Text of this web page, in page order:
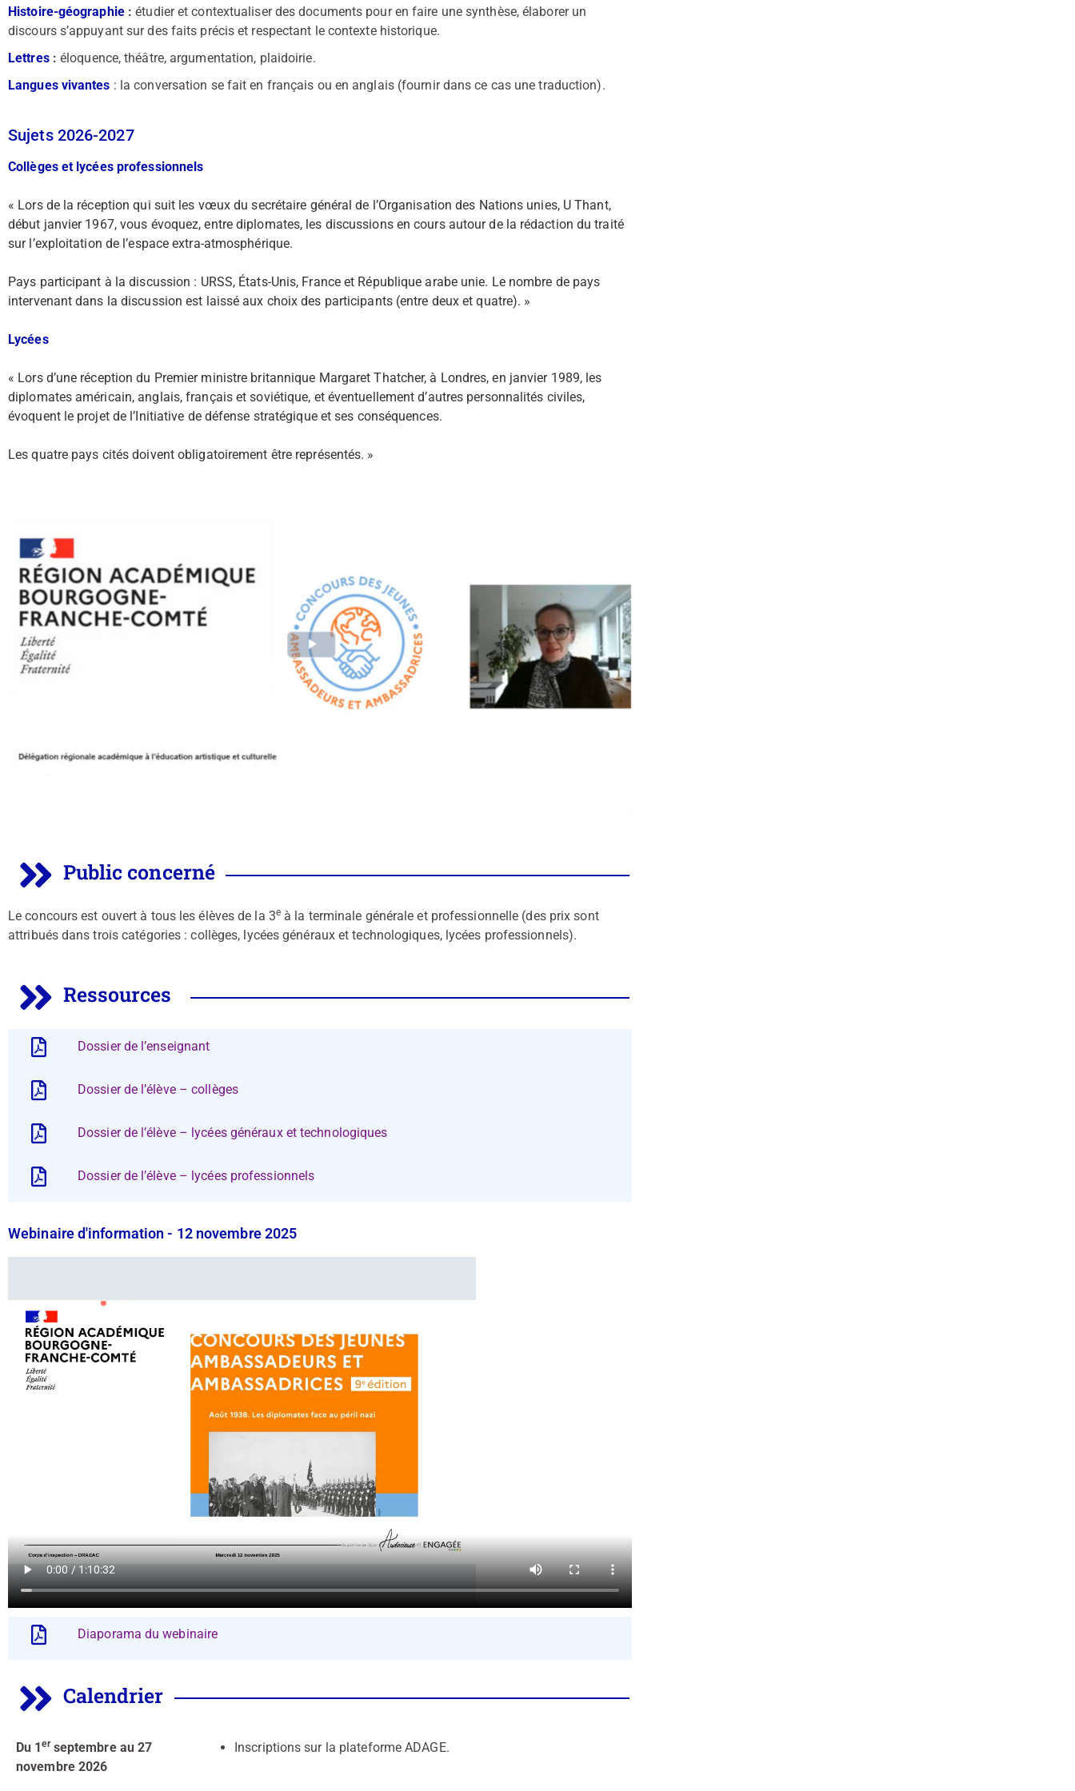
Histoire-géographie : étudier et contextualiser des documents pour en faire une synthèse, élaborer un
discours s’appuyant sur des faits précis et respectant le contexte historique.
Lettres :éloquence, théâtre, argumentation, plaidoirie.
Langues vivantes : la conversation se fait en français ou en anglais (fournir dans ce cas une traduction).
Sujets 2026-2027
Collèges et lycées professionnels
« Lors de la réception qui suit les vœux du secrétaire général de l’Organisation des Nations unies, U Thant,
début janvier 1967, vous évoquez, entre diplomates, les discussions en cours autour de la rédaction du traité
sur l’exploitation de l’espace extra-atmosphérique.
Pays participant à la discussion : URSS, États-Unis, France et République arabe unie. Le nombre de pays
intervenant dans la discussion est laissé aux choix des participants (entre deux et quatre). »
Lycées
« Lors d’une réception du Premier ministre britannique Margaret Thatcher, à Londres, en janvier 1989, les
diplomates américain, anglais, français et soviétique, et éventuellement d’autres personnalités civiles,
évoquent le projet de l’Initiative de défense stratégique et ses conséquences.
Les quatre pays cités doivent obligatoirement être représentés. »
Public concerné
Le concours est ouvert à tous les élèves de la 3eà la terminale générale et professionnelle (des prix sont
attribués dans trois catégories : collèges, lycées généraux et technologiques, lycées professionnels).
Ressources
Dossier de l’enseignant
Dossier de l’élève – collèges
Dossier de l’élève – lycées généraux et technologiques
Dossier de l’élève – lycées professionnels
Webinaire d'information - 12 novembre 2025
Diaporama du webinaire
Calendrier
Du 1er septembre au 27
novembre 2026
Inscriptions sur la plateforme ADAGE.